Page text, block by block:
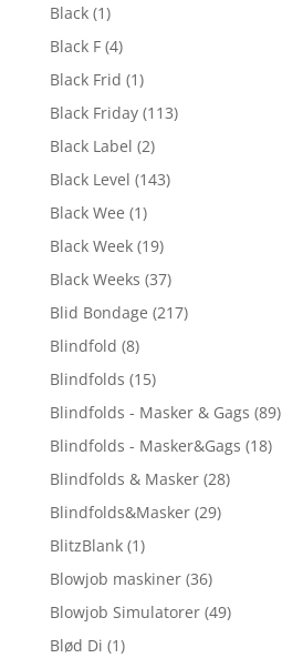
Black (1)
Black F (4)
Black Frid (1)
Black Friday (113)
Black Label (2)
Black Level (143)
Black Wee (1)
Black Week (19)
Black Weeks (37)
Blid Bondage (217)
Blindfold (8)
Blindfolds (15)
Blindfolds - Masker & Gags (89)
Blindfolds - Masker&Gags (18)
Blindfolds & Masker (28)
Blindfolds&Masker (29)
BlitzBlank (1)
Blowjob maskiner (36)
Blowjob Simulatorer (49)
Blød Di (1)